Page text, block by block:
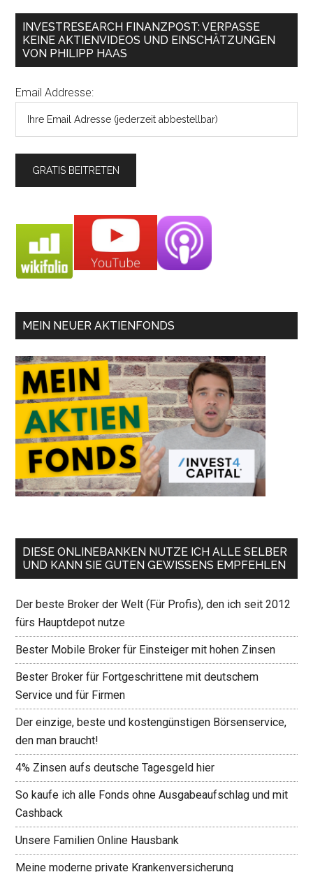
INVESTRESEARCH FINANZPOST: VERPASSE
KEINE AKTIENVIDEOS UND EINSCHÄTZUNGEN
VON PHILIPP HAAS
Email Addresse:
MEIN NEUER AKTIENFONDS
DIESE ONLINEBANKEN NUTZE ICH ALLE SELBER
UND KANN SIE GUTEN GEWISSENS EMPFEHLEN
Der beste Broker der Welt (Für Profis), den ich seit 2012
fürs Hauptdepot nutze
Bester Mobile Broker für Einsteiger mit hohen Zinsen
Bester Broker für Fortgeschrittene mit deutschem
Service und für Firmen
Der einzige, beste und kostengünstigen Börsenservice,
den man braucht!
4% Zinsen aufs deutsche Tagesgeld hier
So kaufe ich alle Fonds ohne Ausgabeaufschlag und mit
Cashback
Unsere Familien Online Hausbank
Meine moderne private Krankenversicherung